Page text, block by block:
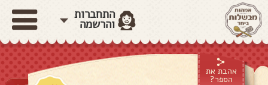
התחברות
והרשמה
אהבת את
הספר?